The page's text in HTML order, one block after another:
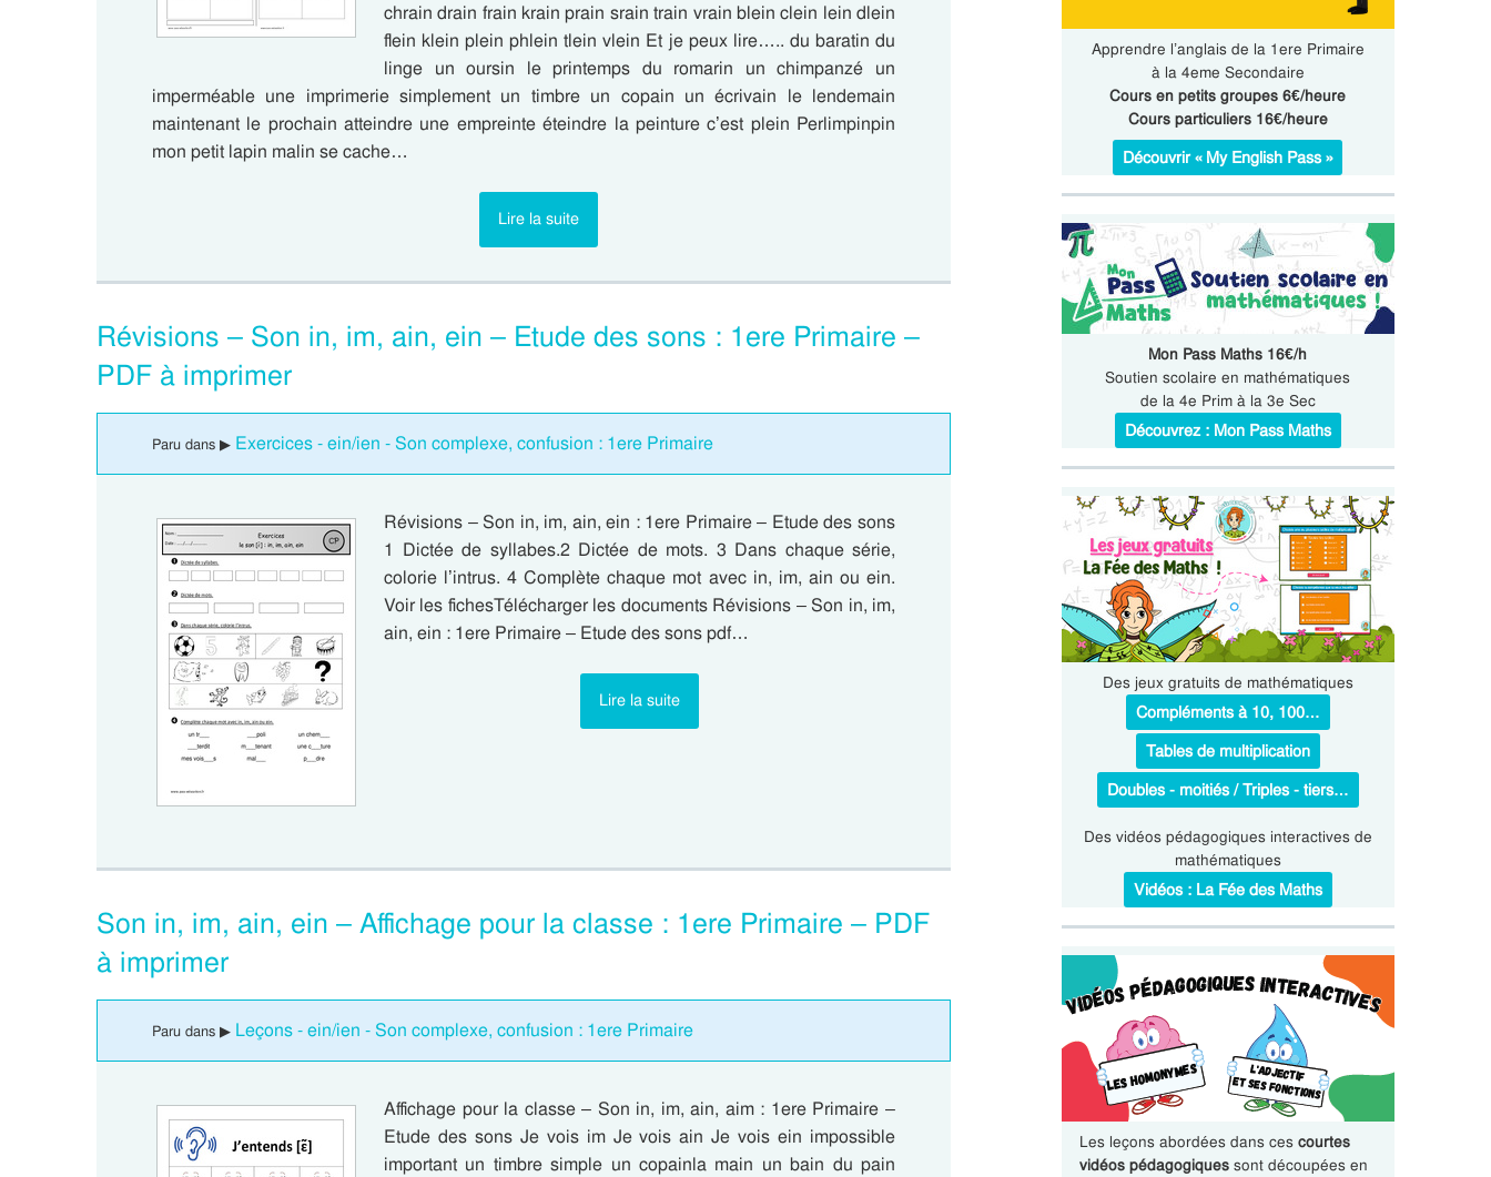
chrain drain frain krain prain srain train vrain blein clein lein dlein
flein klein plein phlein tlein vlein Et je peux lire….. du baratin du
linge un oursin le printemps du romarin un chimpanzé un
imperméable une imprimerie simplement un timbre un copain un écrivain le lendemain
maintenant le prochain atteindre une empreinte éteindre la peinture c’est plein Perlimpinpin
mon petit lapin malin se cache…
Lire la suite
Révisions – Son in, im, ain, ein – Etude des sons : 1ere Primaire –
PDF à imprimer
Paru dans ▶ Exercices - ein/ien - Son complexe, confusion : 1ere Primaire
Révisions – Son in, im, ain, ein : 1ere Primaire – Etude des sons
1 Dictée de syllabes.2 Dictée de mots. 3 Dans chaque série,
colorie l’intrus. 4 Complète chaque mot avec in, im, ain ou ein.
Voir les fichesTélécharger les documents Révisions – Son in, im,
ain, ein : 1ere Primaire – Etude des sons pdf…
Lire la suite
Son in, im, ain, ein – Affichage pour la classe : 1ere Primaire – PDF
à imprimer
Paru dans ▶ Leçons - ein/ien - Son complexe, confusion : 1ere Primaire
Affichage pour la classe – Son in, im, ain, aim : 1ere Primaire –
Etude des sons Je vois im Je vois ain Je vois ein impossible
important un timbre simple un copainla main un bain du pain
Apprendre l’anglais de la 1ere Primaire
à la 4eme Secondaire
Cours en petits groupes 6€/heure
Cours particuliers 16€/heure
Découvrir « My English Pass »
Mon Pass Maths 16€/h
Soutien scolaire en mathématiques
de la 4e Prim à la 3e Sec
Découvrez : Mon Pass Maths
Des jeux gratuits de mathématiques
Compléments à 10, 100…
Tables de multiplication
Doubles - moitiés / Triples - tiers…
Des vidéos pédagogiques interactives de
mathématiques
Vidéos : La Fée des Maths
Les leçons abordées dans ces courtes
vidéos pédagogiquessont découpées en